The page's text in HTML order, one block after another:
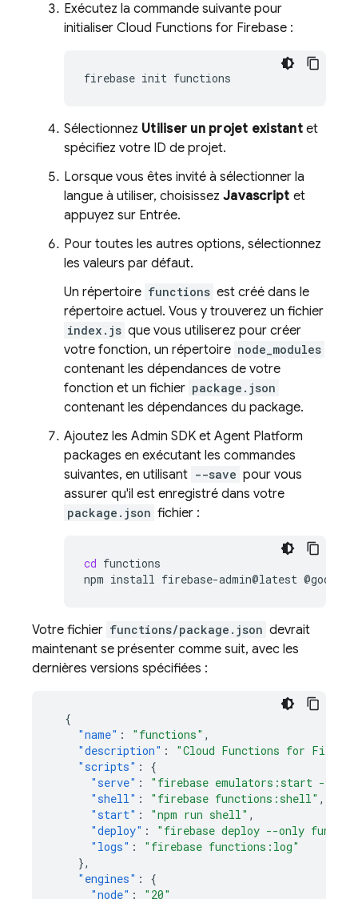
Exécutez la commande suivante pour
initialiser Cloud Functions for Firebase :
firebase init
Sélectionnez Utiliser un projet existantet
spécifiez votre ID de projet.
Lorsque vous êtes invité à sélectionner la
langue à utiliser, choisissez Javascript et
appuyez sur Entrée.
Pour toutes les autres options, sélectionnez
les valeurs par défaut.
Un répertoire functions est créé dans le
répertoire actuel. Vous y trouverez un fichier
index.js que vous utiliserez pour créer
votre fonction, un répertoire node_modules
contenant les dépendances de votre
fonction et un fichier package.json
contenant les dépendances du package.
Ajoutez les Admin SDK et Agent Platform
packages en exécutant les commandes
suivantes, en utilisant --save pour vous
assurer qu'il est enregistré dans votre
package.json fichier :
cd functions
npm install firebase-admin@latest
Votre fichier functions/package.json devrait
maintenant se présenter comme suit, avec les
dernières versions spécifiées :
{
"name" : "functions" ,
"description" :
"Cloud Functions for
"scripts" :
{
"serve" :
"firebase emulators:start --
"shell" : "firebase functions:shell" ,
"start" : "npm run shell" ,
"deploy" :
"firebase deploy --only
"logs" :
"firebase functions:log"
},
"engines" :
{
"node" : "20"